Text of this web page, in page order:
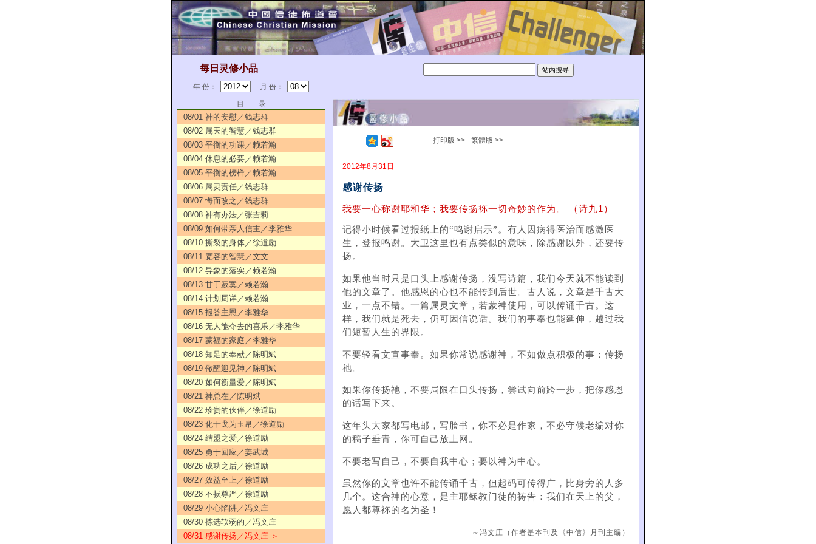
每日灵修小品
年 份：
月 份：
目 录
08/01 神的安慰／钱志群
08/02 属天的智慧／钱志群
08/03 平衡的功课／赖若瀚
08/04 休息的必要／赖若瀚
08/05 平衡的榜样／赖若瀚
08/06 属灵责任／钱志群
08/07 悔而改之／钱志群
08/08 神有办法／张吉莉
08/09 如何带亲人信主／李雅华
08/10 撕裂的身体／徐道励
08/11 宽容的智慧／文文
08/12 异象的落实／赖若瀚
08/13 甘于寂寞／赖若瀚
08/14 计划周详／赖若瀚
08/15 报答主恩／李雅华
08/16 无人能夺去的喜乐／李雅华
08/17 蒙福的家庭／李雅华
08/18 知足的奉献／陈明斌
08/19 儆醒迎见神／陈明斌
08/20 如何衡量爱／陈明斌
08/21 神总在／陈明斌
08/22 珍贵的伙伴／徐道励
08/23 化干戈为玉帛／徐道励
08/24 结盟之爱／徐道励
08/25 勇于回应／姜武城
08/26 成功之后／徐道励
08/27 效益至上／徐道励
08/28 不损尊严／徐道励
08/29 小心陷阱／冯文庄
08/30 拣选软弱的／冯文庄
08/31 感谢传扬／冯文庄 ＞
打印版 >> 繁體版 >>
2012年8月31日
感谢传扬
我要一心称谢耶和华；我要传扬袮一切奇妙的作为。 （诗九1）
记得小时候看过报纸上的“鸣谢启示”。有人因病得医治而感激医
生，登报鸣谢。大卫这里也有点类似的意味，除感谢以外，还要传
扬。
如果他当时只是口头上感谢传扬，没写诗篇，我们今天就不能读到
他的文章了。他感恩的心也不能传到后世。古人说，文章是千古大
业，一点不错。一篇属灵文章，若蒙神使用，可以传诵千古。这
样，我们就是死去，仍可因信说话。我们的事奉也能延伸，越过我
们短暂人生的界限。
不要轻看文宣事奉。如果你常说感谢神，不如做点积极的事：传扬
祂。
如果你传扬祂，不要局限在口头传扬，尝试向前跨一步，把你感恩
的话写下来。
这年头大家都写电邮，写脸书，你不必是作家，不必守候老编对你
的稿子垂青，你可自己放上网。
不要老写自己，不要自我中心；要以神为中心。
虽然你的文章也许不能传诵千古，但起码可传得广，比身旁的人多
几个。这合神的心意，是主耶稣教门徒的祷告：我们在天上的父，
愿人都尊袮的名为圣！
～冯文庄（作者是本刊及《中信》月刊主编）